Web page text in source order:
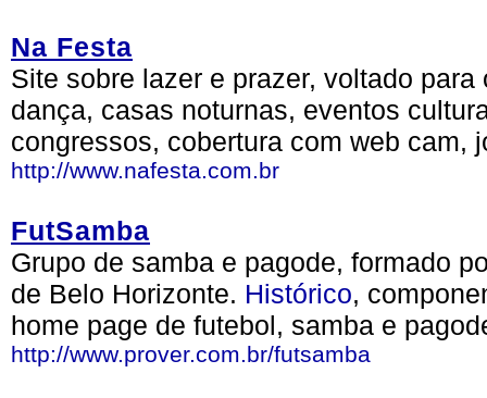
Na Festa
Site sobre lazer e prazer, voltado
dança, casas noturnas, eventos
congressos, cobertura com web cam,
http://www.nafesta.com.br
FutSamba
Grupo de samba e pagode, formado
de Belo Horizonte. Histórico,
home page de futebol, samba e
http://www.prover.com.br/futsamba